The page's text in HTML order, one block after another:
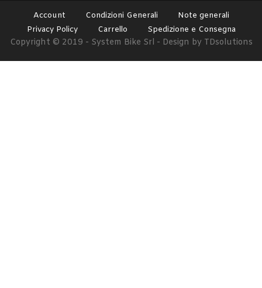
Account Condizioni Generali
Note generali
Privacy Policy
Carrello Spedizione e Consegna
Copyright © 2019 - System Bike Srl - Design by TDsolutions